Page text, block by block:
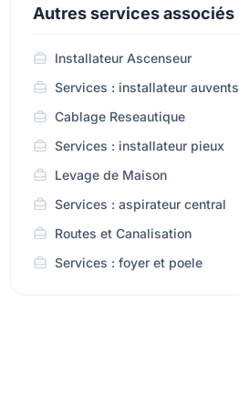
Autres services associés
Installateur Ascenseur
Services : installateur auvents
Cablage Reseautique
Services : installateur pieux
Levage de Maison
Services : aspirateur central
Routes et Canalisation
Services : foyer et poele